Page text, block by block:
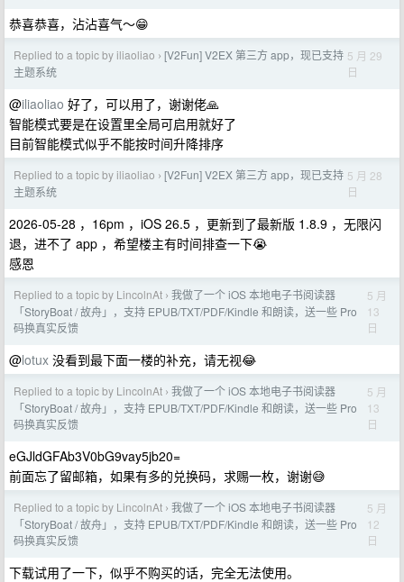
恭喜恭喜，沾沾喜气～😁
Replied to a topic by iliaoliao › [V2Fun] V2EX 第三方 app，现已支持
主题系统
5 月 29
日
@iliaoliao 好了，可以用了，谢谢佬🙏
智能模式要是在设置里全局可启用就好了
目前智能模式似乎不能按时间升降排序
Replied to a topic by iliaoliao › [V2Fun] V2EX 第三方 app，现已支持
主题系统
5 月 28
日
2026-05-28 ，16pm ，iOS 26.5 ，更新到了最新版 1.8.9 ，无限闪
退，进不了 app ，希望楼主有时间排查一下😭
感恩
Replied to a topic by LincolnAt › 我做了一个 iOS 本地电子书阅读器
「StoryBoat / 故舟」，支持 EPUB/TXT/PDF/Kindle 和朗读，送一些 Pro
码换真实反馈
5 月
13
日
@lotux 没看到最下面一楼的补充，请无视😂
Replied to a topic by LincolnAt › 我做了一个 iOS 本地电子书阅读器
「StoryBoat / 故舟」，支持 EPUB/TXT/PDF/Kindle 和朗读，送一些 Pro
码换真实反馈
5 月
13
日
eGJldGFAb3V0bG9vay5jb20=
前面忘了留邮箱，如果有多的兑换码，求赐一枚，谢谢😅
Replied to a topic by LincolnAt › 我做了一个 iOS 本地电子书阅读器
「StoryBoat / 故舟」，支持 EPUB/TXT/PDF/Kindle 和朗读，送一些 Pro
码换真实反馈
5 月
12
日
下载试用了一下，似乎不购买的话，完全无法使用。